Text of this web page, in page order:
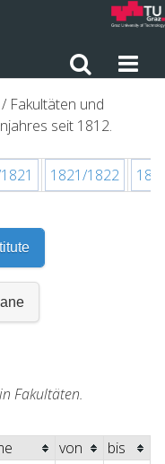
Fakultäten und
seit 1812.
1821/1822
Fakultäten.
von
bis